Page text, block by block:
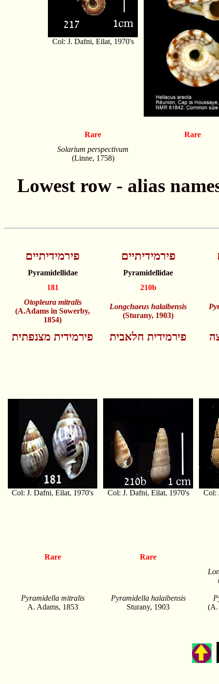
Col: J. Dafni, Eilat, 1970's
Rare
Rare
Solarium perspectivum
(Linne, 1758)
פירמידיתיים פירמידיתיים
Pyramidellidae
Pyramidellidae
181
210b
Otopleura mitralis
(A.Adams in Sowerby,
1854)
Longchaeus halaibensis
(Sturany, 1903)
פירמידית מצנפתית פירמידית חלאבית
Col: J. Dafni, Eilat, 1970's Col: J. Dafni, Eilat, 1970's Col:
Rare Rare
Pyramidella mitralis
A. Adams, 1853
Pyramidella halaibensis
Sturany, 1903
(A.